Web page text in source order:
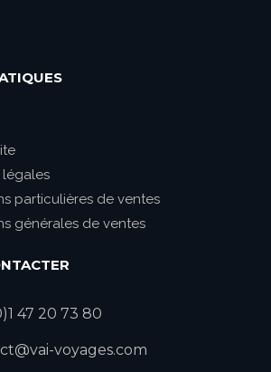
légales
particulières de ventes
générales de ventes
47 20 73 80
voyages.com